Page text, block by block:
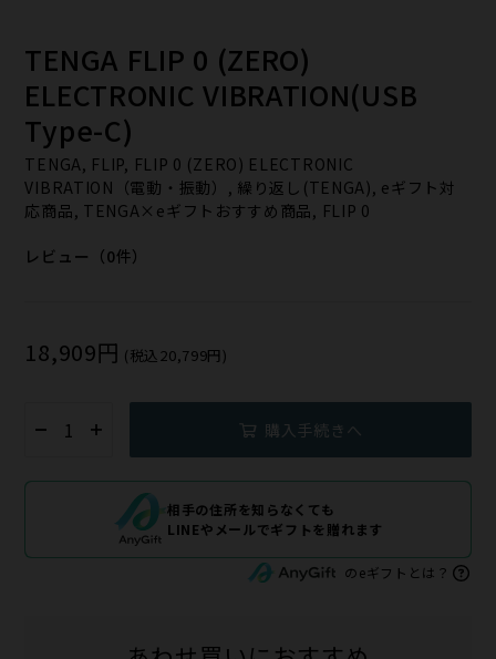
TENGA FLIP 0 (ZERO)
ELECTRONIC VIBRATION(USB
Type-C)
TENGA, FLIP, FLIP 0 (ZERO) ELECTRONIC
VIBRATION（電動・振動）, 繰り返し(TENGA), eギフト対
応商品, TENGA×eギフトおすすめ商品, FLIP 0
レビュー（0件）
18,909円 (税込20,799円)
購入手続きへ
相手の住所を知らなくても
LINEやメールでギフトを贈れます
のeギフトとは？